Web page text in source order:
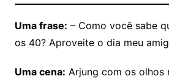
Uma frase: – Como você sabe
os 40? Aproveite o dia meu
Uma cena: Arjung com os olhos